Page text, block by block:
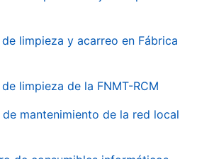
limpieza y acarreo en Fábrica
limpieza de la FNMT-RCM
mantenimiento de la red local